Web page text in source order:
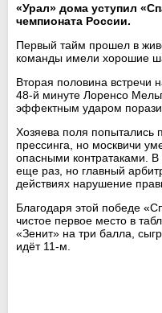
«Урал» дома уступил
чемпионата России.
Первый тайм прошел в
команды имели хорошие
Вторая половина встречи
48-й минуте Лоренсо
эффектным ударом
Хозяева поля попытались
прессинга, но москвичи
опасными контратаками.
еще раз, но главный
действиях нарушение
Благодаря этой победе
чистое первое место в
«Зенит» на три балла,
идёт 11-м.